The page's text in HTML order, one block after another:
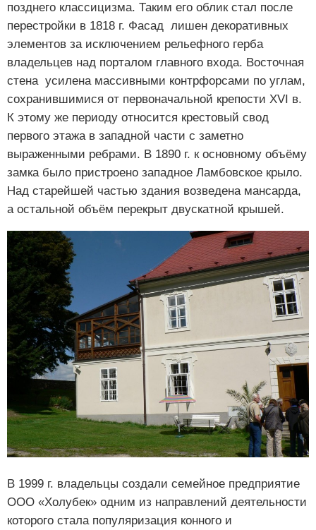
позднего классицизма. Таким его облик стал после
перестройки в 1818 г. Фасад лишен декоративных
элементов за исключением рельефного герба
владельцев над порталом главного входа. Восточная
стена усилена массивными контрфорсами по углам,
сохранившимися от первоначальной крепости XVI в.
К этому же периоду относится крестовый свод
первого этажа в западной части с заметно
выраженными ребрами. В 1890 г. к основному объёму
замка было пристроено западное Ламбовское крыло.
Над старейшей частью здания возведена мансарда,
а остальной объём перекрыт двускатной крышей.
В 1999 г. владельцы создали семейное предприятие
ООО «Холубек» одним из направлений деятельности
которого стала популяризация конного и